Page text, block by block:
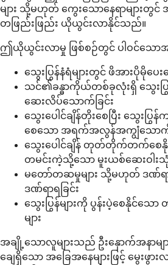
များ သို့မဟုတ် ကွေးသောနေရာများတွင်
တဖြည်းဖြည်း ယိုယွင်းလာနိုင်သည်။
ဤယိုယွင်းလာမှု ဖြစ်စဉ်တွင် ပါဝင်သောအ
သွေးပြွန်နံရံများတွင် ဖိအားပိုမိုပေ
သင်၏ခန္ဓာကိုယ်တစ်ခုလုံးရှိ သွေးပြွ
ဆေးလိပ်သောက်ခြင်း
သွေးပေါင်ချိန်တိုးစေပြီး သွေးပြွ
စေသော အရက်အလွန်အကျွံသောက်
သွေးပေါင်ချိန် တုတ်တိုက်တက်စေ
တမင်းကဲ့သို့သော မူးယစ်ဆေးဝါးသုံး
မတော်တဆမှုများ သို့မဟုတ် ဒဏ်ရာမျ
ဒဏ်ရာရခြင်း
သွေးပြွန်များကို ပွန်းပဲ့စေနိုင်သေ
များ
အချို့သောလူများသည် ဦးနှောက်အနာများ
ချေရှိသော အခြေအနေများဖြင့် မွေး